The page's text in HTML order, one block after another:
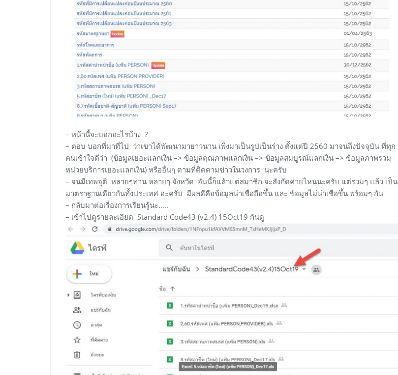
– หน้านี้จะบอกอะไรบ้าง ?
– ตอบ บอกที่มาที่ไป ว่าเขาได้พัฒนามายาวนาน เพิ่งมาเป็นรูปเป็นร่าง ตั้งแต่ปี 2560 มาจนถึงปัจจุบัน ที่ทุก
คนเข้าใจดีว่า (ข้อมูลเยอะแลกเงิน –> ข้อมูลคุณภาพแลกเงิน –> ข้อมูลสมบูรณ์แลกเงิน –> ข้อมูลภาพรวม
หน่วยบริการเยอะแลกเงิน) หรืออื่นๆ ตามที่ติดตามข่าวในวงการ นะครับ
– จนมีเทพจุติ หลายๆท่าน หลายๆ จังหวัด อันนี้ก็แล้วแต่สมาชิก จะสังกัดค่ายไหนนะครับ แต่รวมๆ แล้ว เป็น
มาตราฐานเดียวกันทั้งประเทศ อะครับ มีผลดีคือข้อมูลน่าเชื่อถือขึ้น และ ข้อมูลไม่น่าเชื่อขึ้น พร้อมๆ กัน
– กลับมาต่อเรื่องการเรียนรู้นะ…..
– เข้าไปดูรายละเอียด Standard Code43 (v2.4) 15Oct19 กันดู